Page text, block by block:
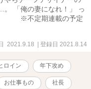
「俺の妻になれ！」 っ
※不定期連載の予定
2021.9.18 | 登録日 2021.8.14
ロイン 年下攻め
お仕事もの 社長